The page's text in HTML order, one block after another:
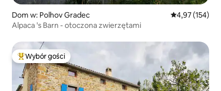
Dom w: Polhov Gradec Średnia
4,97 (154)
Alpaca 's Barn - otoczona zwierzętami
Najpopularniejsze z kategorii Wybór gości
Wybór gości